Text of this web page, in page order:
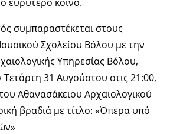
συμπαραστέκεται στους
Σχολείου Βόλου με την
Υπηρεσίας Βόλου,
31 Αυγούστου στις 21:00,
Αθανασάκειου Αρχαιολογικού
βραδιά με τίτλο: «Όπερα υπό